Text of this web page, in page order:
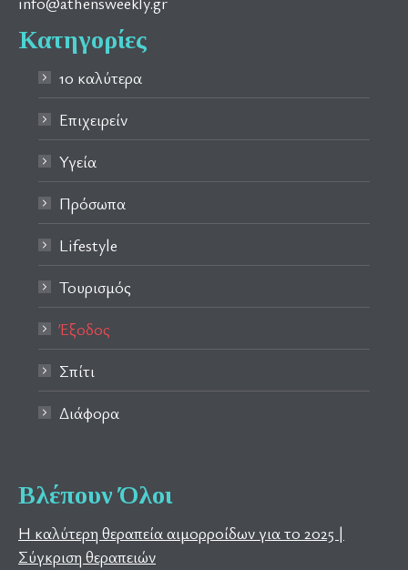
Κατηγορίες
10 καλύτερα
Επιχειρείν
Υγεία
Πρόσωπα
Lifestyle
Τουρισμός
Έξοδος
Σπίτι
Διάφορα
Βλέπουν Όλοι
Η καλύτερη θεραπεία αιμορροίδων για το 2025 |
Σύγκριση θεραπειών